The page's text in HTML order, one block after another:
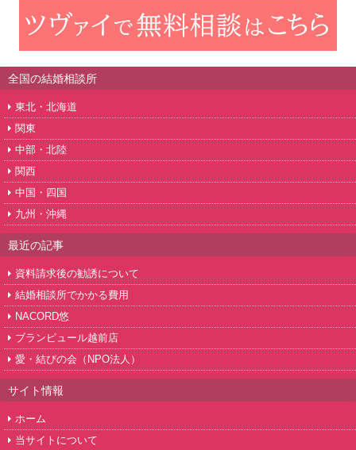
全国の結婚相談所
東北・北海道
関東
中部・北陸
関西
中国・四国
九州・沖縄
最近の記事
資料請求後の勧誘について
結婚相談所でかかる費用
NACORD悠
ブランピュール越前店
愛・結びの会（NPO法人）
サイト情報
ホーム
当サイトについて